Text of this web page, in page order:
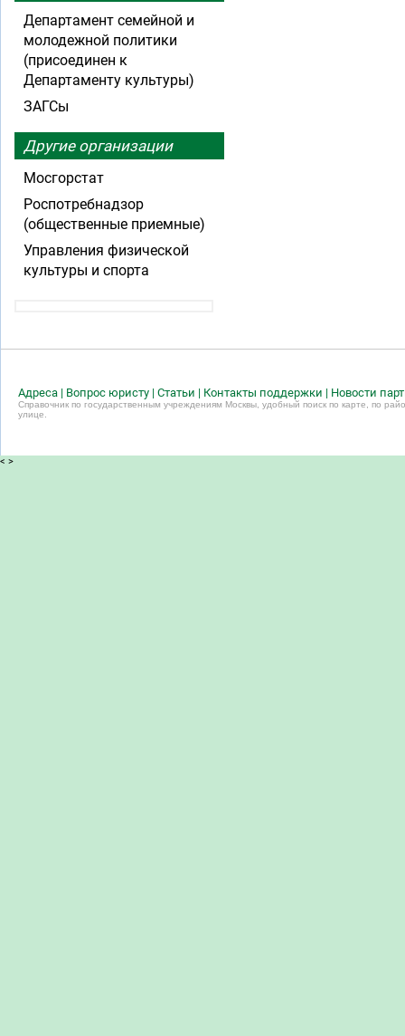
Департамент семейной и
молодежной политики
(присоединен к
Департаменту культуры)
ЗАГСы
Другие организации
Мосгорстат
Роспотребнадзор
(общественные приемные)
Управления физической
культуры и спорта
Адреса | Вопрос юристу | Статьи | Контакты поддержки | Новости
Справочник по государственным учреждениям Москвы, удобный поиск по карте, по
улице.
< >